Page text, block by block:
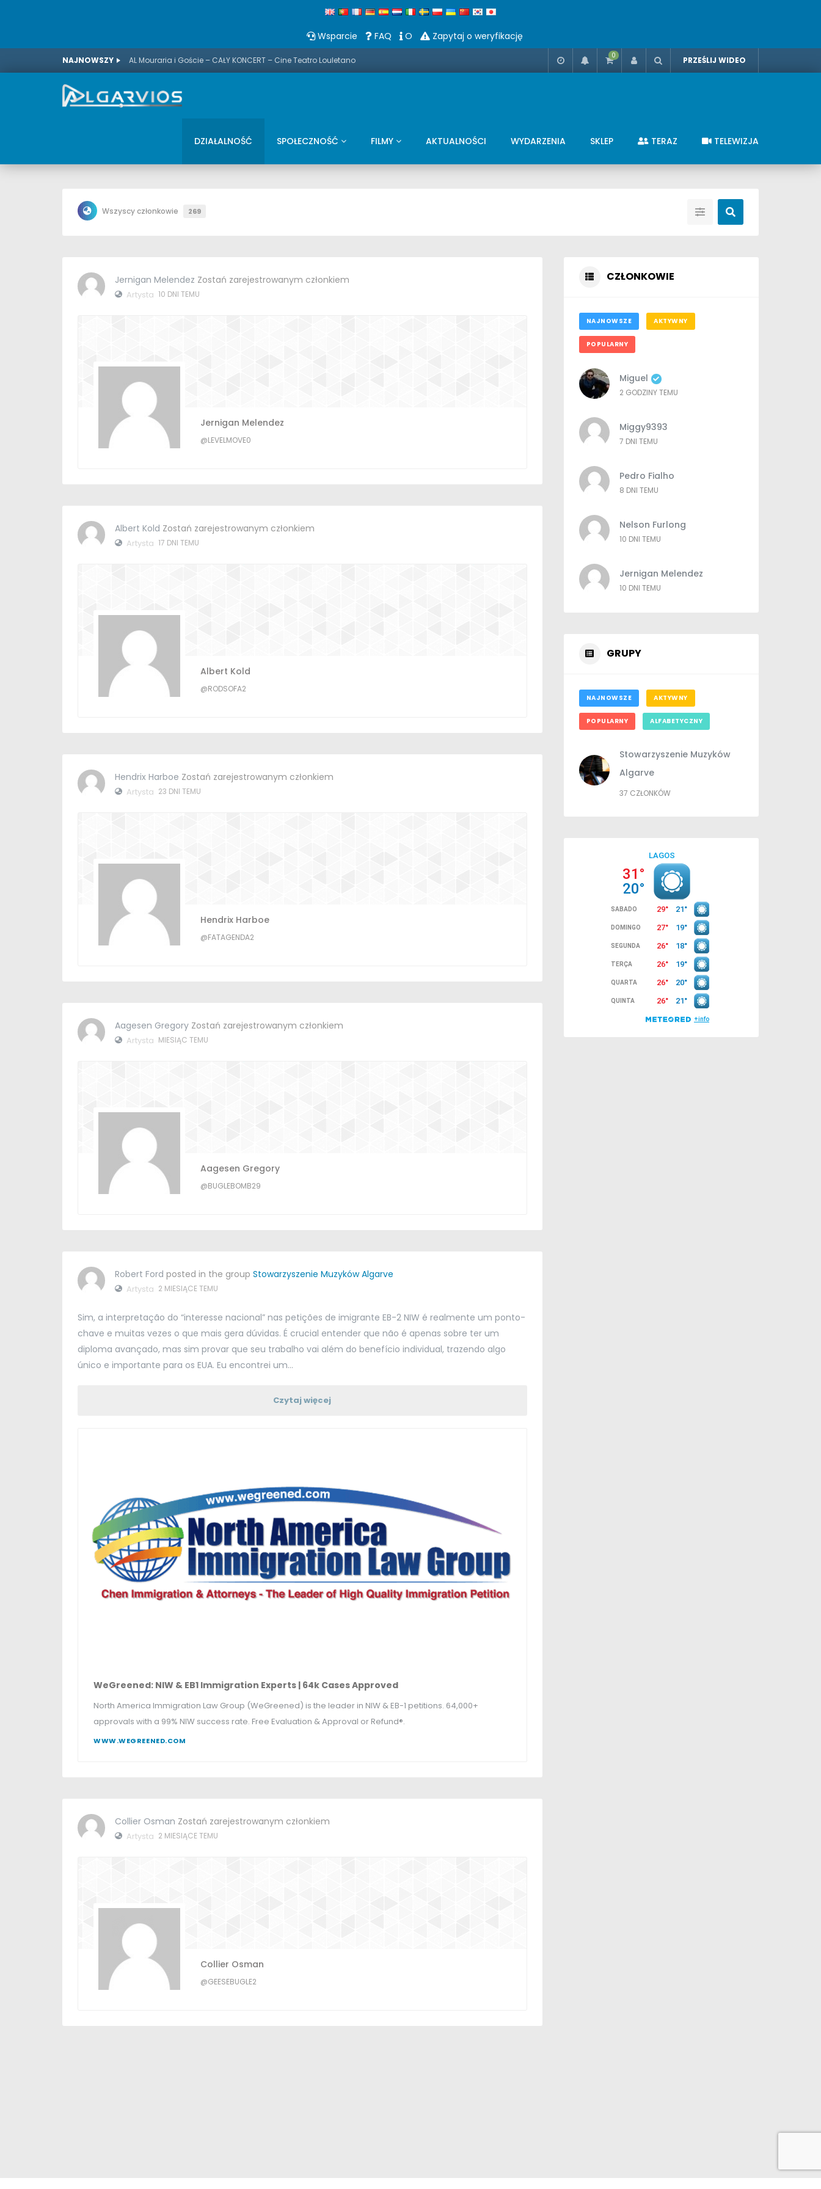
Wsparcie FAQ O Zapytaj o weryfikację
NAJNOWSZY AL Mouraria i Goście – CAŁY KONCERT – Cine Teatro Louletano 0 PRZEŚLIJ WIDEO
DZIAŁALNOŚĆ SPOŁECZNOŚĆ FILMY AKTUALNOŚCI WYDARZENIA SKLEP TERAZ TELEWIZJA
Wszyscy członkowie 269
Jernigan Melendez Zostań zarejestrowanym członkiem
Artysta 10 DNI TEMU
Jernigan Melendez
@LEVELMOVE0
Albert Kold Zostań zarejestrowanym członkiem
Artysta 17 DNI TEMU
Albert Kold
@RODSOFA2
Hendrix Harboe Zostań zarejestrowanym członkiem
Artysta 23 DNI TEMU
Hendrix Harboe
@FATAGENDA2
Aagesen Gregory Zostań zarejestrowanym członkiem
Artysta MIESIĄC TEMU
Aagesen Gregory
@BUGLEBOMB29
Robert Ford posted in the group Stowarzyszenie Muzyków Algarve
Artysta 2 MIESIĄCE TEMU
Sim, a interpretação do “interesse nacional” nas petições de imigrante EB-2 NIW é realmente um ponto-
chave e muitas vezes o que mais gera dúvidas. É crucial entender que não é apenas sobre ter um
diploma avançado, mas sim provar que seu trabalho vai além do benefício individual, trazendo algo
único e importante para os EUA. Eu encontrei um…
Czytaj więcej
WeGreened: NIW & EB1 Immigration Experts | 64k Cases Approved
North America Immigration Law Group (WeGreened) is the leader in NIW & EB-1 petitions. 64,000+
approvals with a 99% NIW success rate. Free Evaluation & Approval or Refund®.
WWW.WEGREENED.COM
Collier Osman Zostań zarejestrowanym członkiem
Artysta 2 MIESIĄCE TEMU
Collier Osman
@GEESEBUGLE2
CZŁONKOWIE
NAJNOWSZE AKTYWNY
POPULARNY
Miguel
2 GODZINY TEMU
Miggy9393
7 DNI TEMU
Pedro Fialho
8 DNI TEMU
Nelson Furlong
10 DNI TEMU
Jernigan Melendez
10 DNI TEMU
GRUPY
NAJNOWSZE AKTYWNY
POPULARNY ALFABETYCZNY
Stowarzyszenie Muzyków
Algarve
37 CZŁONKÓW